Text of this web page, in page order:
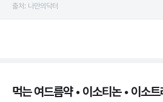
출처: 나만의닥터
먹는 여드름약 • 이소티논 • 이소